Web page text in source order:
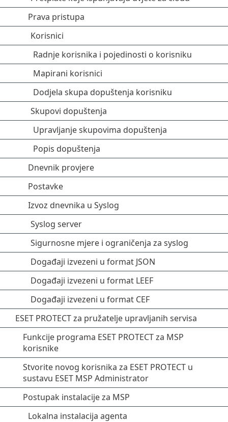
Prava pristupa
Korisnici
Radnje korisnika i pojedinosti o korisniku
Mapirani korisnici
Dodjela skupa dopuštenja korisniku
Skupovi dopuštenja
Upravljanje skupovima dopuštenja
Popis dopuštenja
Dnevnik provjere
Postavke
Izvoz dnevnika u Syslog
Syslog server
Sigurnosne mjere i ograničenja za syslog
Događaji izvezeni u format JSON
Događaji izvezeni u format LEEF
Događaji izvezeni u format CEF
ESET PROTECT za pružatelje upravljanih servisa
Funkcije programa ESET PROTECT za MSP
korisnike
Stvorite novog korisnika za ESET PROTECT u
sustavu ESET MSP Administrator
Postupak instalacije za MSP
Lokalna instalacija agenta